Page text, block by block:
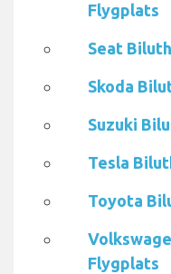
Flygplats
Seat
Skoda
Suzuki
Tesla
Toyota
Flygplats